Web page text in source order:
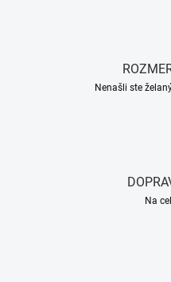
Nenašli ste
Na